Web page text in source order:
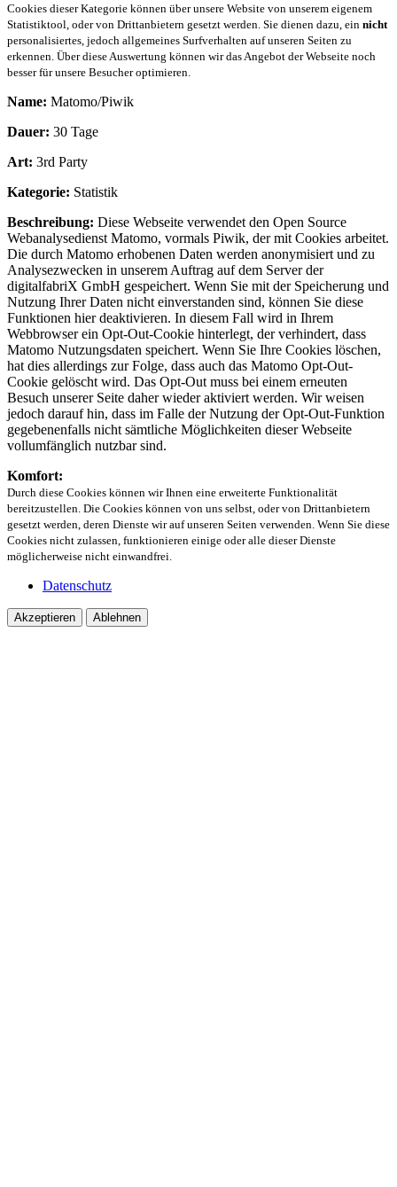
Cookies dieser Kategorie können über unsere Website von unserem eigenem
Statistiktool, oder von Drittanbietern gesetzt werden. Sie dienen dazu, ein nicht
personalisiertes, jedoch allgemeines Surfverhalten auf unseren Seiten zu
erkennen. Über diese Auswertung können wir das Angebot der Webseite noch
besser für unsere Besucher optimieren.
Name: Matomo/Piwik
Dauer: 30 Tage
Art: 3rd Party
Kategorie: Statistik
Beschreibung: Diese Webseite verwendet den Open Source
Webanalysedienst Matomo, vormals Piwik, der mit Cookies arbeitet.
Die durch Matomo erhobenen Daten werden anonymisiert und zu
Analysezwecken in unserem Auftrag auf dem Server der
digitalfabriX GmbH gespeichert. Wenn Sie mit der Speicherung und
Nutzung Ihrer Daten nicht einverstanden sind, können Sie diese
Funktionen hier deaktivieren. In diesem Fall wird in Ihrem
Webbrowser ein Opt-Out-Cookie hinterlegt, der verhindert, dass
Matomo Nutzungsdaten speichert. Wenn Sie Ihre Cookies löschen,
hat dies allerdings zur Folge, dass auch das Matomo Opt-Out-
Cookie gelöscht wird. Das Opt-Out muss bei einem erneuten
Besuch unserer Seite daher wieder aktiviert werden. Wir weisen
jedoch darauf hin, dass im Falle der Nutzung der Opt-Out-Funktion
gegebenenfalls nicht sämtliche Möglichkeiten dieser Webseite
vollumfänglich nutzbar sind.
Komfort:
Durch diese Cookies können wir Ihnen eine erweiterte Funktionalität
bereitzustellen. Die Cookies können von uns selbst, oder von Drittanbietern
gesetzt werden, deren Dienste wir auf unseren Seiten verwenden. Wenn Sie diese
Cookies nicht zulassen, funktionieren einige oder alle dieser Dienste
möglicherweise nicht einwandfrei.
Datenschutz
Akzeptieren Ablehnen